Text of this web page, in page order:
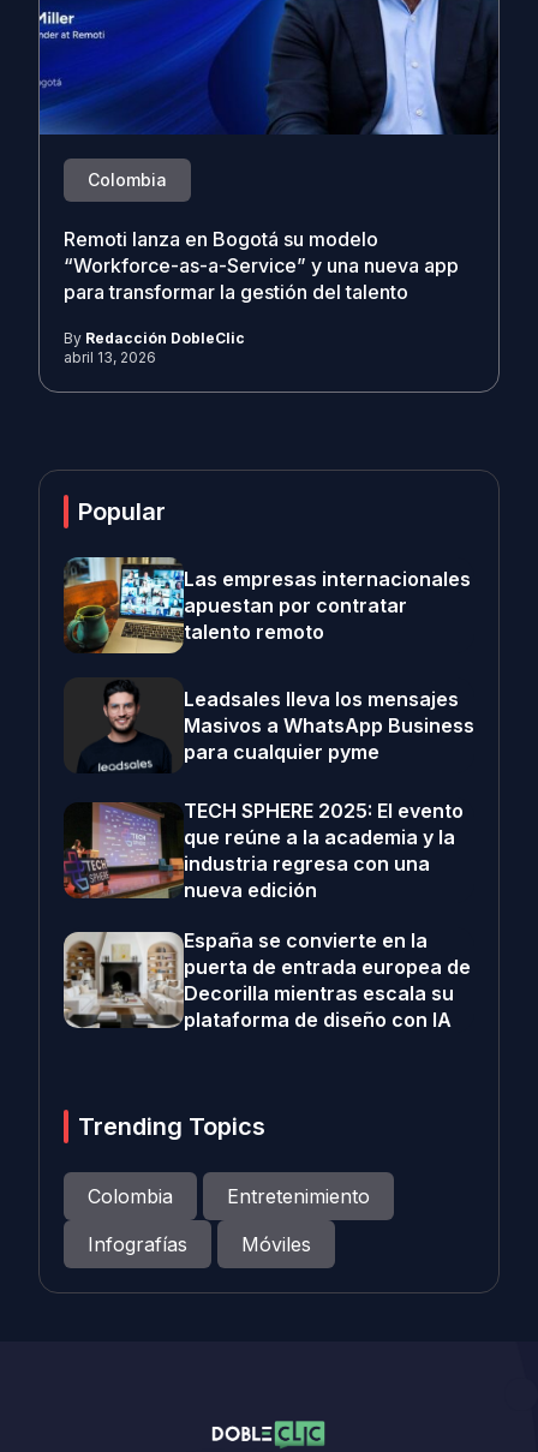
Colombia
Remoti lanza en Bogotá su modelo
“Workforce-as-a-Service” y una nueva app
para transformar la gestión del talento
By Redacción DobleClic
abril 13, 2026
Popular
Las empresas internacionales
apuestan por contratar
talento remoto
Leadsales lleva los mensajes
Masivos a WhatsApp Business
para cualquier pyme
TECH SPHERE 2025: El evento
que reúne a la academia y la
industria regresa con una
nueva edición
España se convierte en la
puerta de entrada europea de
Decorilla mientras escala su
plataforma de diseño con IA
Trending Topics
Colombia
Entretenimiento
Infografías
Móviles